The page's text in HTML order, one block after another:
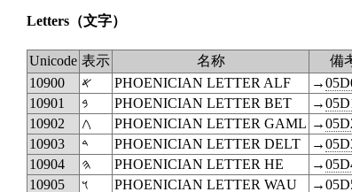
Letters （文字）
Unicode 表示 名称
備
10900
𐤀 PHOENICIAN LETTER ALF →
10901
𐤁 PHOENICIAN LETTER BET →
10902
𐤂 PHOENICIAN LETTER GAML →
10903
𐤃 PHOENICIAN LETTER DELT →
10904
𐤄 PHOENICIAN LETTER HE →
10905
𐤅 PHOENICIAN LETTER WAU →